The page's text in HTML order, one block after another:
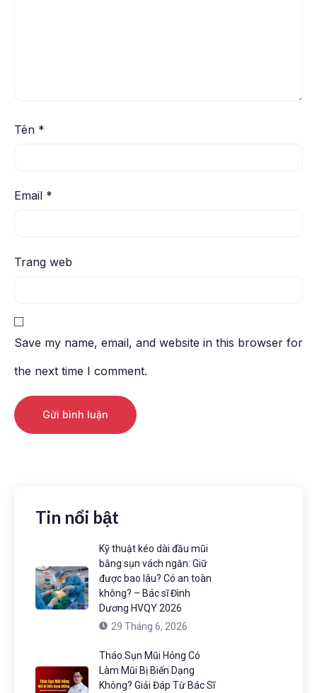
Tên *
Email *
Trang web
Save my name, email, and website in this browser for
the next time I comment.
Tin nổi bật
Kỹ thuật kéo dài đầu mũi
bằng sụn vách ngăn: Giữ
được bao lâu? Có an toàn
không? – Bác sĩ Đình
Dương HVQY 2026
29 Tháng 6, 2026
Tháo Sụn Mũi Hỏng Có
Làm Mũi Bị Biến Dạng
Không? Giải Đáp Từ Bác Sĩ